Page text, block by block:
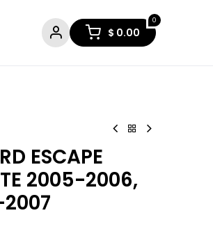
0
$ 0.00
ESCAPE
2005-2006,
2007